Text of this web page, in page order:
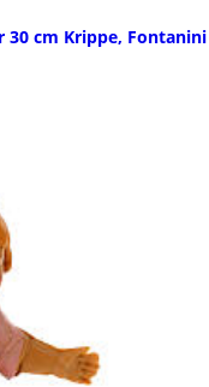
cm Krippe, Fontanini